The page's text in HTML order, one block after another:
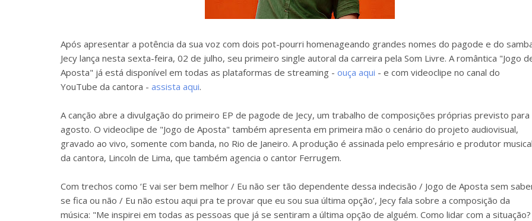
Após apresentar a potência da sua voz com dois pot-pourri homenageando grandes nomes do pagode e do
Jecy lança nesta sexta-feira, 02 de julho, seu primeiro single autoral da carreira pela Som Livre. A romântica "Jogo
Aposta" já está disponível em todas as plataformas de streaming - ouça aqui - e com videoclipe no canal do
YouTube da cantora - assista aqui.
A canção abre a divulgação do primeiro EP de pagode de Jecy, um trabalho de composições próprias previsto para
agosto. O videoclipe de "Jogo de Aposta" também apresenta em primeira mão o cenário do projeto audiovisual,
gravado ao vivo, somente com banda, no Rio de Janeiro. A produção é assinada pelo empresário e produtor musical
da cantora, Lincoln de Lima, que também agencia o cantor Ferrugem.
Com trechos como ‘E vai ser bem melhor / Eu não ser tão dependente dessa indecisão / Jogo de Aposta sem
se fica ou não / Eu não estou aqui pra te provar que eu sou sua última opção’, Jecy fala sobre a composição da
música: "Me inspirei em todas as pessoas que já se sentiram a última opção de alguém. Como lidar com a situação?